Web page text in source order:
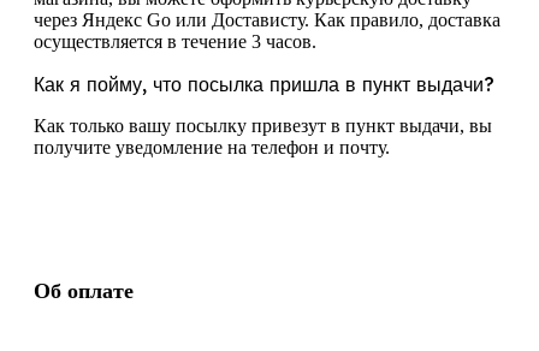
через Яндекс Go или Достависту. Как правило, доставка
осуществляется в течение 3 часов.
Как я пойму, что посылка пришла в пункт выдачи?
Как только вашу посылку привезут в пункт выдачи, вы
получите уведомление на телефон и почту.
Об оплате